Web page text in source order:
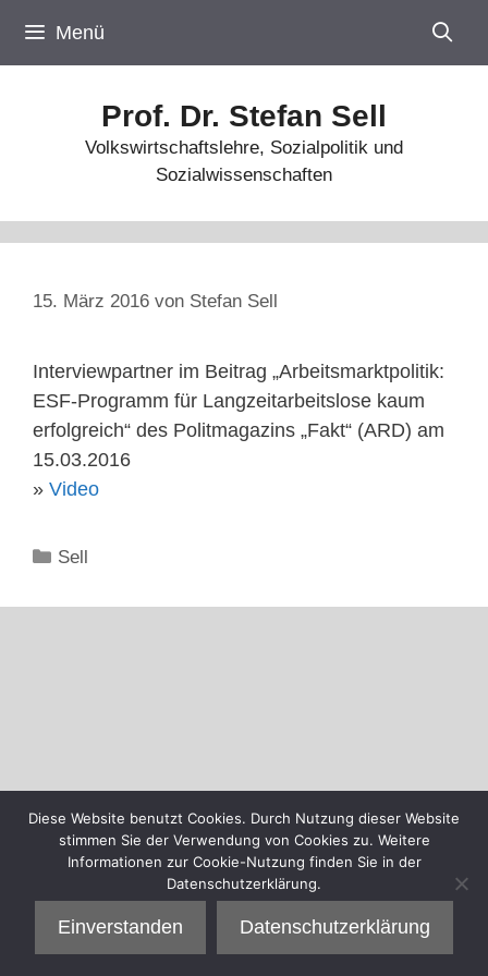
Inhalt
springen
Menü
Prof. Dr. Stefan Sell
Volkswirtschaftslehre, Sozialpolitik und
Sozialwissenschaften
15. März 2016 von Stefan Sell
Interviewpartner im Beitrag „Arbeitsmarktpolitik:
ESF-Programm für Langzeitarbeitslose kaum
erfolgreich“ des Politmagazins „Fakt“ (ARD) am
15.03.2016
» Video
Kategorien
Sell
Diese Website benutzt Cookies. Durch Nutzung dieser Website
stimmen Sie der Verwendung von Cookies zu. Weitere
Informationen zur Cookie-Nutzung finden Sie in der
Datenschutzerklärung.
Einverstanden Datenschutzerklärung